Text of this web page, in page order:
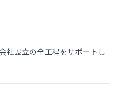
社設立の全工程をサポートし